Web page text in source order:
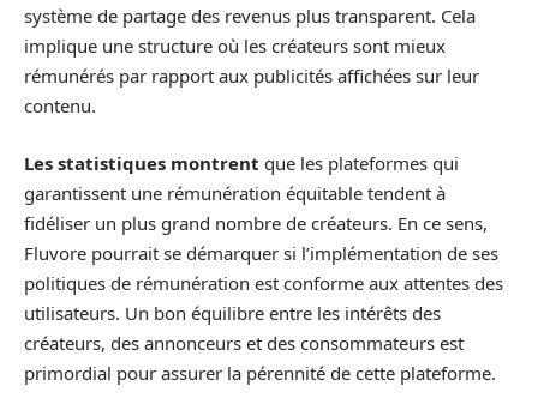
système de partage des revenus plus transparent. Cela
implique une structure où les créateurs sont mieux
rémunérés par rapport aux publicités affichées sur leur
contenu.
Les statistiques montrent que les plateformes qui
garantissent une rémunération équitable tendent à
fidéliser un plus grand nombre de créateurs. En ce sens,
Fluvore pourrait se démarquer si l’implémentation de ses
politiques de rémunération est conforme aux attentes des
utilisateurs. Un bon équilibre entre les intérêts des
créateurs, des annonceurs et des consommateurs est
primordial pour assurer la pérennité de cette plateforme.